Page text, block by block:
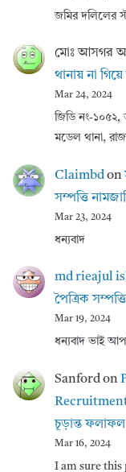
জমির দলিলের
মোঃ আসগর
থানায় না
Mar 24, 2024
জিডি নং-১০৫২,
মডেল থানা,
Claimbdon
সম্পত্তি
Mar 23, 2024
ধন্যবাদ
md rieajul
পৈত্রিক
Mar 19, 2024
ধন্যবাদ ভাই
Sanfordon
Recruitment
চূড়ান্ত ফলাফল
Mar 16, 2024
I am sure this